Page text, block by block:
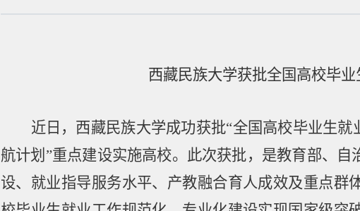
西藏民族大学获批全国高校毕业
近日，西藏民族大学成功获批“全国高校毕业生就
航计划 ”重点建设实施高校。此次获批，是教育部、
设、就业指导服务水平、产教融合育人成效及重点群